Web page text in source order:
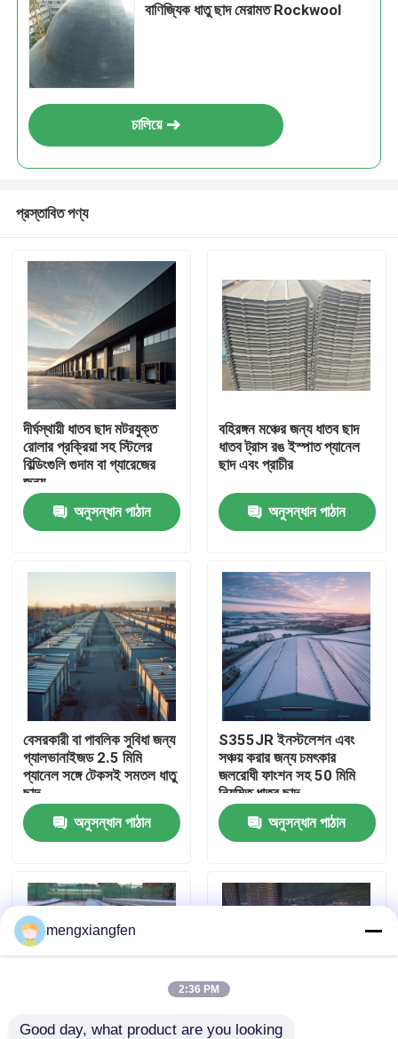
বাড়ি
আমাদের সম্পর্কে
কারখানা ভ্রমণ
মান নিয়ন্ত্রণ
যোগাযোগ করুন
মামলা
স্পেস ফ্রেম ট্রাস
বাণিজ্যিক ধাতু ছাদ মেরামত Rockwool
চালিয়ে
প্রস্তাবিত পণ্য
দীর্ঘস্থায়ী ধাতব ছাদ মটরযুক্ত
রোলার প্রক্রিয়া সহ স্টিলের
বিল্ডিংগুলি গুদাম বা গ্যারেজের
জন্য
অনুসন্ধান পাঠান
বহিরঙ্গন মঞ্চের জন্য ধাতব ছাদ
ধাতব ট্রাস রঙ ইস্পাত প্যানেল
ছাদ এবং প্রাচীর
অনুসন্ধান পাঠান
বেসরকারী বা পাবলিক সুবিধা জন্য
গ্যালভানাইজড 2.5 মিমি
প্যানেল সঙ্গে টেকসই সমতল ধাতু
ছাদ
অনুসন্ধান পাঠান
S355JR ইনস্টলেশন এবং
সঞ্চয় করার জন্য চমৎকার
জলরোধী ফাংশন সহ 50 মিমি
নিয়মিত ধাতব ছাদ
অনুসন্ধান পাঠান
mengxiangfen
2:36 PM
Good day, what product are you looking